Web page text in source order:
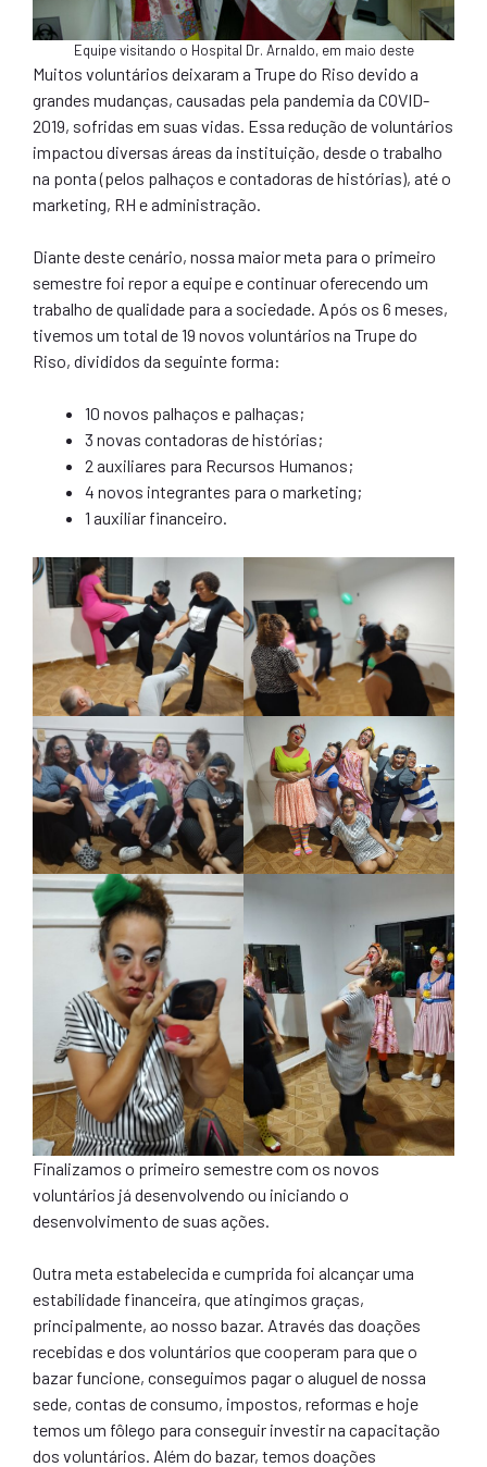
Equipe visitando o Hospital Dr. Arnaldo, em maio deste
Muitos voluntários deixaram a Trupe do Riso devido a
grandes mudanças, causadas pela pandemia da COVID-
2019, sofridas em suas vidas. Essa redução de voluntários
impactou diversas áreas da instituição, desde o trabalho
na ponta (pelos palhaços e contadoras de histórias), até o
marketing, RH e administração.
Diante deste cenário, nossa maior meta para o primeiro
semestre foi repor a equipe e continuar oferecendo um
trabalho de qualidade para a sociedade. Após os 6 meses,
tivemos um total de 19 novos voluntários na Trupe do
Riso, divididos da seguinte forma:
10 novos palhaços e palhaças;
3 novas contadoras de histórias;
2 auxiliares para Recursos Humanos;
4 novos integrantes para o marketing;
1 auxiliar financeiro.
Finalizamos o primeiro semestre com os novos
voluntários já desenvolvendo ou iniciando o
desenvolvimento de suas ações.
Outra meta estabelecida e cumprida foi alcançar uma
estabilidade financeira, que atingimos graças,
principalmente, ao nosso bazar. Através das doações
recebidas e dos voluntários que cooperam para que o
bazar funcione, conseguimos pagar o aluguel de nossa
sede, contas de consumo, impostos, reformas e hoje
temos um fôlego para conseguir investir na capacitação
dos voluntários. Além do bazar, temos doações